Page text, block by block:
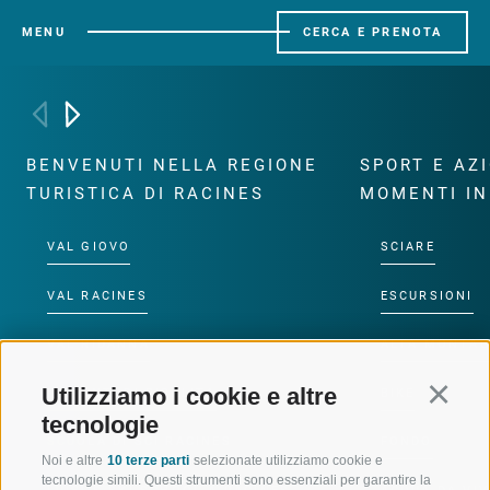
Utilizziamo i cookie e altre
tecnologie
Noi e altre 10 terze parti selezionate utilizziamo cookie e
tecnologie simili. Questi strumenti sono essenziali per garantire la
MENU CERCA E PRENOTA
BENVENUTI NELLA REGIONE
TURISTICA DI RACINES
VAL GIOVO
VAL RACINES
VAL RIDANNA
IMPIANTI DI RISALITA
SCUOLA DI SCI RACINES
SPORT E
MOMENTI
SCIARE
ESCURSIONI
ALTA